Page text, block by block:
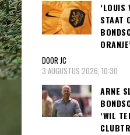
STAAT
DOOR JC
3 AUGUSTUS 2026, 10:30
ARNE
‘WIL